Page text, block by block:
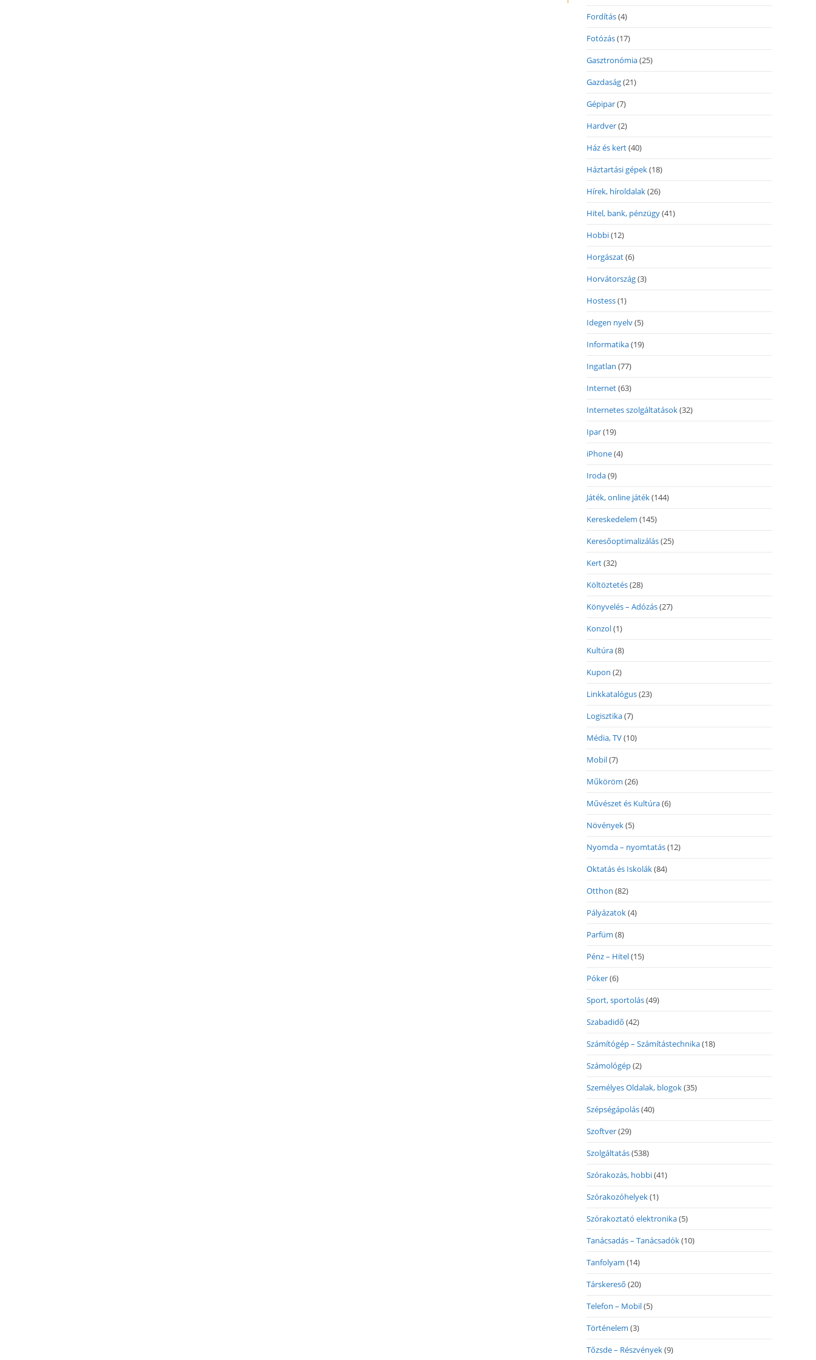
Fordítás(4)
Fotózás(17)
Gasztronómia(25)
Gazdaság(21)
Gépipar(7)
Hardver(2)
Ház és kert(40)
Háztartási gépek(18)
Hírek, híroldalak(26)
Hitel, bank, pénzügy(41)
Hobbi(12)
Horgászat(6)
Horvátország(3)
Hostess(1)
Idegen nyelv(5)
Informatika(19)
Ingatlan (77)
Internet(63)
Internetes szolgáltatások(32)
Ipar(19)
iPhone(4)
Iroda(9)
Játék, online játék(144)
Kereskedelem (145)
Keresőoptimalizálás(25)
Kert(32)
Költöztetés(28)
Könyvelés – Adózás(27)
Konzol(1)
Kultúra(8)
Kupon (2)
Linkkatalógus(23)
Logisztika(7)
Média, TV(10)
Mobil(7)
Műköröm (26)
Művészet és Kultúra(6)
Növények(5)
Nyomda – nyomtatás(12)
Oktatás és Iskolák(84)
Otthon (82)
Pályázatok(4)
Parfüm (8)
Pénz – Hitel(15)
Póker(6)
Sport, sportolás(49)
Szabadidő (42)
Számítógép – Számítástechnika(18)
Számológép(2)
Személyes Oldalak, blogok(35)
Szépségápolás(40)
Szoftver(29)
Szolgáltatás(538)
Szórakozás, hobbi(41)
Szórakozóhelyek(1)
Szórakoztató elektronika(5)
Tanácsadás – Tanácsadók(10)
Tanfolyam (14)
Társkereső (20)
Telefon – Mobil(5)
Történelem (3)
Tőzsde – Részvények(9)